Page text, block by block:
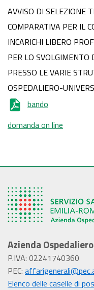
PRESSO LE VARIE
OSPEDALIERO-
AVVISO DI SELEZIONE
COMPARATIVA PER IL
INCARICHI LIBERO
PER LO SVOLGIMENTO
PRESSO LE VARIE
OSPEDALIERO-
bando
domanda on line
Azienda
P.IVA: 02241740360
PEC:
Elenco delle caselle di